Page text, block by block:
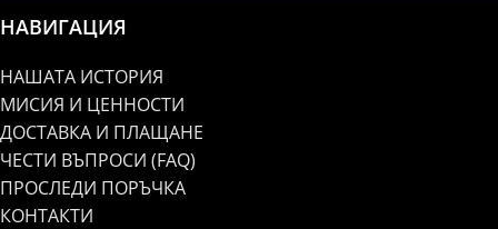
НАВИГАЦИЯ
НАШАТА ИСТОРИЯ
МИСИЯ И ЦЕННОСТИ
ДОСТАВКА И ПЛАЩАНЕ
ЧЕСТИ ВЪПРОСИ (FAQ)
ПРОСЛЕДИ ПОРЪЧКА
КОНТАКТИ